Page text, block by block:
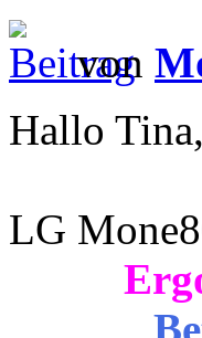
von
Hallo
LG